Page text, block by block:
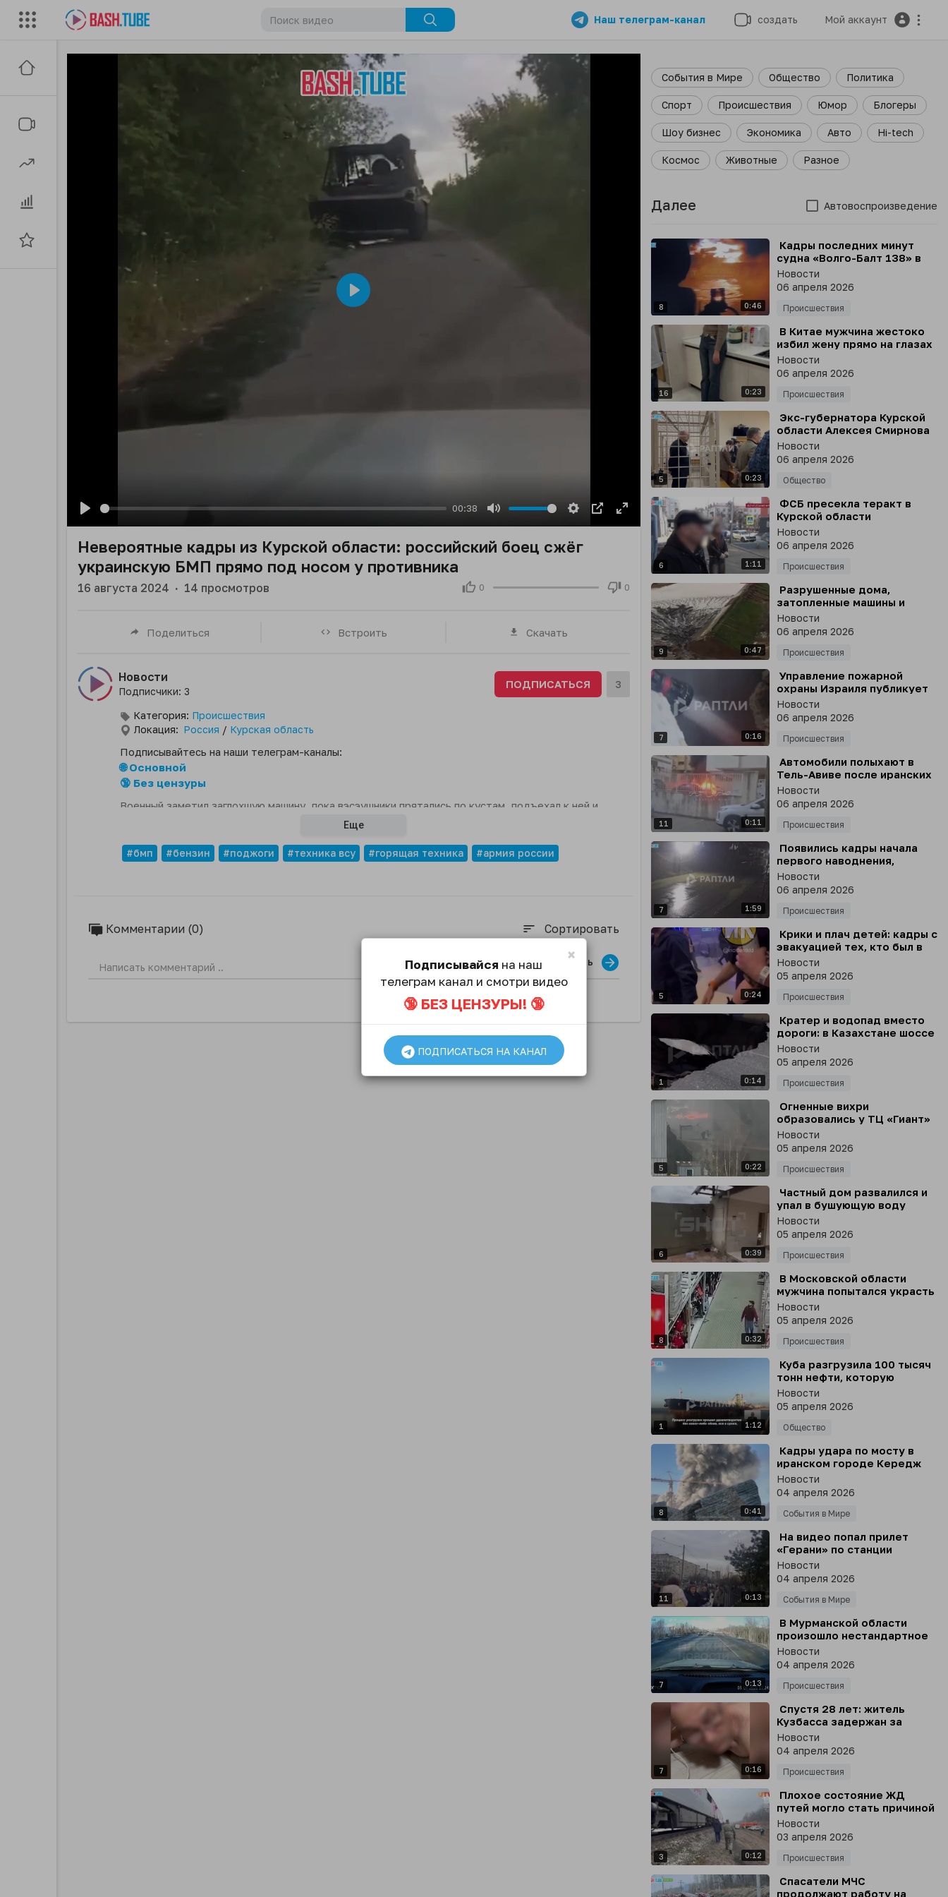
Наш телеграм-канал создать Мой аккаунт
00:38
fullscreen
Play
События в Мире Общество Политика
Спорт Происшествия Юмор Блогеры
Шоу бизнес Экономика Авто Hi-tech
Космос Животные Разное
Далее Автовоспроизведение
8 0:46
⁣ Кадры последних минут
судна «Волго-Балт 138» в
Азовском море
Новости
06 апреля 2026
Происшествия
16 0:23
⁣ В Китае мужчина жестоко
избил жену прямо на глазах
у друзей
Новости
06 апреля 2026
Происшествия
5 0:23
⁣ Экс-губернатора Курской
области Алексея Смирнова
приговорили к 14 годам
колонии строгого режима
Новости
06 апреля 2026
Общество
6 1:11
⁣ ФСБ пресекла теракт в
Курской области
Новости
06 апреля 2026
Происшествия
9 0:47
⁣ Разрушенные дома,
затопленные машины и
размытые берега - в сети
публикуют кадры
последствий наведения в
Дагестане
Новости
06 апреля 2026
Происшествия
7 0:16
⁣ Управление пожарной
охраны Израиля публикует
кадры с места прилета в
Хайфе
Новости
06 апреля 2026
Происшествия
11 0:11
⁣ Автомобили полыхают в
Тель-Авиве после иранских
ударов - кадры
последствий атаки
публикует Sabereen
Новости
06 апреля 2026
Происшествия
7 1:59
⁣ Появились кадры начала
первого наводнения,
которое накрыло Махачкалу
28 марта
Новости
06 апреля 2026
Происшествия
5 0:24
⁣ Крики и плач детей: кадры с
эвакуацией тех, кто был в
игровой комнате на момент
начала пожара в
калининградском ТЦ
Новости
05 апреля 2026
Происшествия
1 0:14
⁣ Кратер и водопад вместо
дороги: в Казахстане шоссе
из Кегена до Нарынкола
обрушилось прямо на глазах
у водителей
Новости
05 апреля 2026
Происшествия
5 0:22
⁣ Огненные вихри
образовались у ТЦ «Гиант»
в Калининграде - горящие
обломки обшивки падают
прямо на пожарных
Новости
05 апреля 2026
Происшествия
6 0:39
⁣ Частный дом развалился и
упал в бушующую воду
прямо на глазах хозяина
Новости
05 апреля 2026
Происшествия
8 0:32
⁣ В Московской области
мужчина попытался украсть
из магазина одежду и
энергетики, надев на себя
новые вещи и сменив обувь
Новости
05 апреля 2026
Происшествия
1 1:12
⁣ Куба разгрузила 100 тысяч
тонн нефти, которую
доставил в Матанас
российский танкер
«Анатолий Колодкин»
Новости
05 апреля 2026
Общество
8 0:41
⁣ Кадры удара по мосту в
иранском городе Кередж
авиацией США
Новости
04 апреля 2026
События в Мире
11 0:13
⁣ На видео попал прилет
«Герани» по станции
радиоэлектронной борьбы,
установленной на крыше
дома в Киевской области
Новости
04 апреля 2026
События в Мире
7 0:13
⁣ В Мурманской области
произошло нестандартное
ДТП, в котором погиб
школьник
Новости
04 апреля 2026
Происшествия
7 0:16
⁣ Спустя 28 лет: житель
Кузбасса задержан за
тройное убийство в
Тульской области
Новости
04 апреля 2026
Происшествия
3 0:12
⁣ Плохое состояние ЖД
путей могло стать причиной
схода вагонов с рельсов в
Ульяновской области
Новости
03 апреля 2026
Происшествия
⁣ Спасатели МЧС
продолжают работу на
Невероятные кадры из Курской области: российский боец сжёг
украинскую БМП прямо под носом у противника
0 0
16 августа 2024 · 14 просмотров
Поделиться Встроить Скачать
Новости
Подписчики: 3
ПОДПИСАТЬСЯ 3
Категория: Происшествия
Локация: Россия / Курская область
Подписывайтесь на наши телеграм-каналы:
🌐 Основной
🔞 Без цензуры
Военный заметил заглохшую машину, пока вэсэушники прятались по кустам, подъехал к ней и
поджёг с помощью канистры с бензином.Видео показал врио губернатора Курской области
Еще
#бмп #бензин #поджоги #техника всу #горящая техника #армия россии
Комментарии (0) sort Сортировать
Опубликовать
×
Подписывайся на наш
телеграм канал и смотри видео
🔞 БЕЗ ЦЕНЗУРЫ! 🔞
ПОДПИСАТЬСЯ НА КАНАЛ